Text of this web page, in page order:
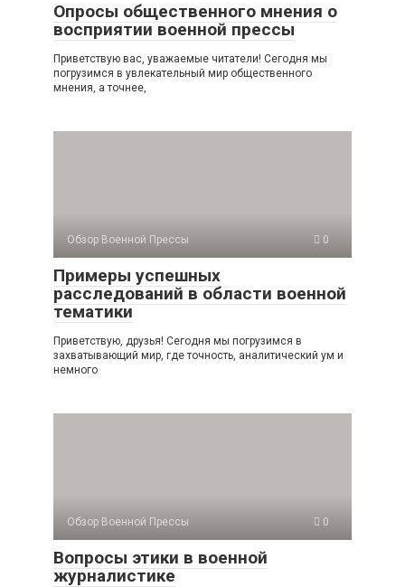
Опросы общественного мнения о
восприятии военной прессы
Приветствую вас, уважаемые читатели! Сегодня мы
погрузимся в увлекательный мир общественного
мнения, а точнее,
Обзор Военной Прессы 0
Примеры успешных
расследований в области военной
тематики
Приветствую, друзья! Сегодня мы погрузимся в
захватывающий мир, где точность, аналитический ум и
немного
Обзор Военной Прессы 0
Вопросы этики в военной
журналистике